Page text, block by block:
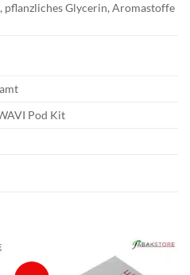
pflanzliches Glycerin, Aromastoffe
Pod Kit